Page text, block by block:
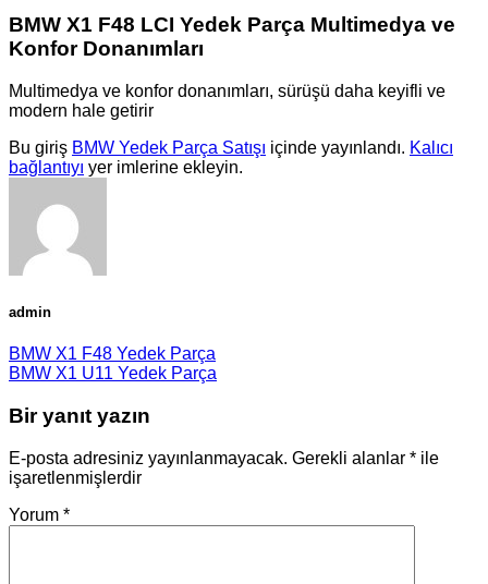
BMW X1 F48 LCI Yedek Parça Multimedya ve
Konfor Donanımları
Multimedya ve konfor donanımları, sürüşü daha keyifli ve
modern hale getirir
Bu giriş BMW Yedek Parça Satışı içinde yayınlandı. Kalıcı
bağlantıyı yer imlerine ekleyin.
admin
BMW X1 F48 Yedek Parça
BMW X1 U11 Yedek Parça
Bir yanıt yazın
E-posta adresiniz yayınlanmayacak. Gerekli alanlar * ile
işaretlenmişlerdir
Yorum *